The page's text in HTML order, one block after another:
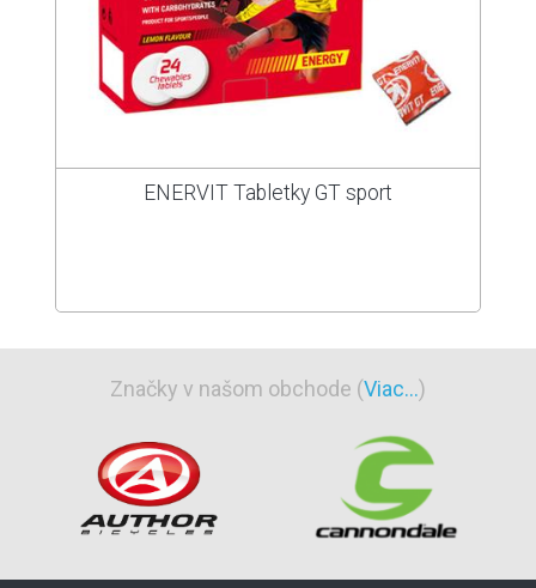
ENERVIT Tabletky GT sport
Značky v našom obchode (Viac...)